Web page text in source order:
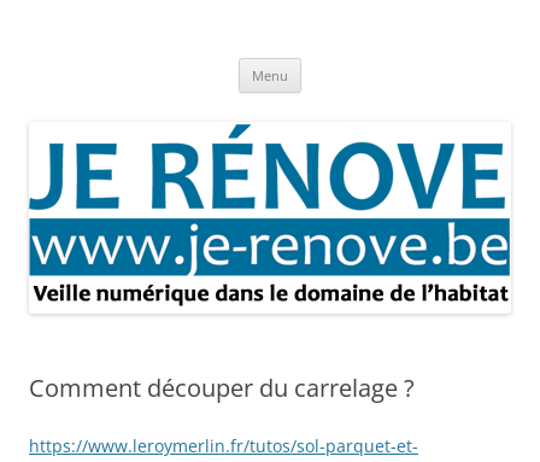
Menu
Comment découper du carrelage ?
https://www.leroymerlin.fr/tutos/sol-parquet-et-